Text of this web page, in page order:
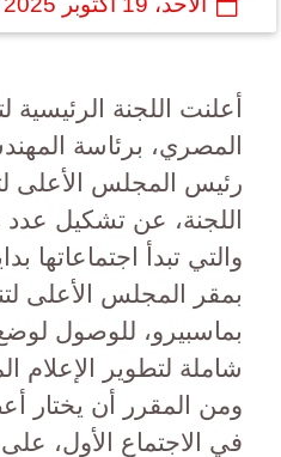
أعلنت اللجنة الرئيسية
المصري، برئاسة
رئيس المجلس الأعلى
اللجنة، عن تشكيل عدد
والتي تبدأ اجتماعاتها
بمقر المجلس الأعلى
بماسبيرو، للوصول
شاملة لتطوير الإعلام
ومن المقرر أن يختار
في الاجتماع الأول،